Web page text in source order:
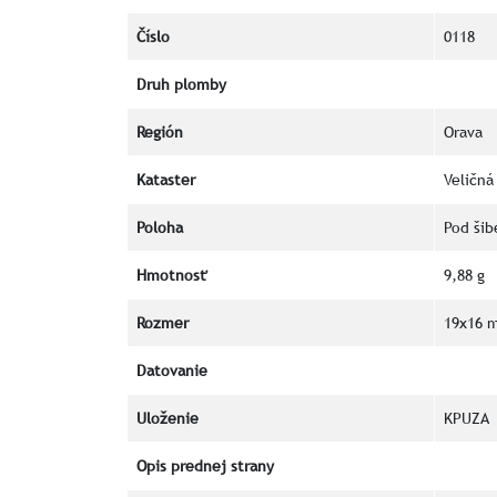
Číslo 0118
Druh plomby
Región Orava
Kataster Veličná
Poloha Pod
Hmotnosť 9,88 g
Rozmer 19x16
Datovanie
Uloženie KPUZA
Opis prednej strany